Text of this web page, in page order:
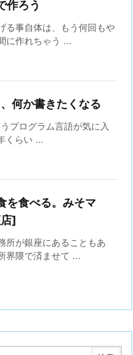
作ろう
る事自体は、もう何回もや
に作れちゃう ...
何か書きたくなる
プログラム言語が気に入
くらい ...
を食べる。みそマ
]
所が銀座にあることもあ
界隈で済ませて ...